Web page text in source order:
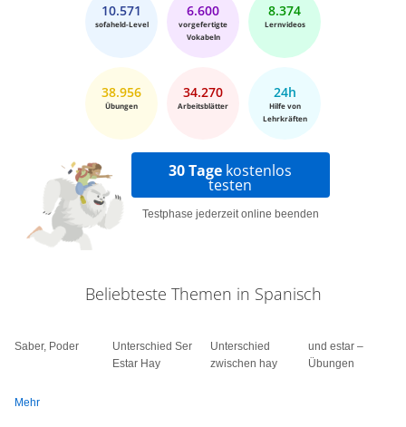
10.571
sofaheld-Level
6.600
vorgefertigte
Vokabeln
8.374
Lernvideos
38.956
Übungen
34.270
Arbeitsblätter
24h
Hilfe von
Lehrkräften
30 Tage kostenlos
testen
Testphase jederzeit online beenden
Beliebteste Themen in Spanisch
Saber, Poder
Unterschied Ser
Estar Hay
Unterschied
zwischen hay
und estar –
Übungen
Mehr